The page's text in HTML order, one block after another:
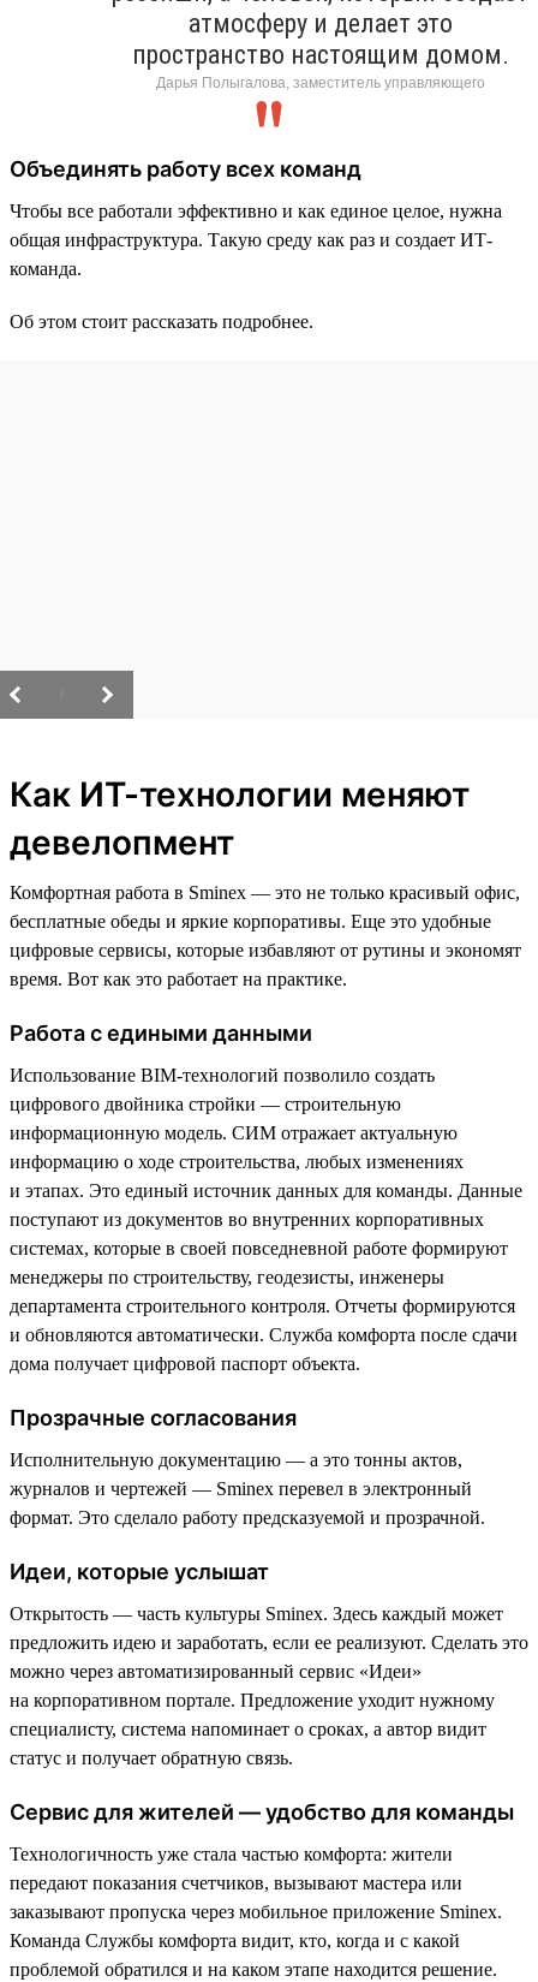
атмосферу и делает это
пространство настоящим домом.
Дарья Полыгалова, заместитель управляющего
Объединять работу всех команд
Чтобы все работали эффективно и как единое целое, нужна
общая инфраструктура. Такую среду как раз и создает ИТ-
команда.
Об этом стоит рассказать подробнее.
Как ИТ-технологии меняют
девелопмент
Комфортная работа в Sminex — это не только красивый офис,
бесплатные обеды и яркие корпоративы. Еще это удобные
цифровые сервисы, которые избавляют от рутины и экономят
время. Вот как это работает на практике.
Работа с едиными данными
Использование BIM-технологий позволило создать
цифрового двойника стройки — строительную
информационную модель. СИМ отражает актуальную
информацию о ходе строительства, любых изменениях
и этапах. Это единый источник данных для команды. Данные
поступают из документов во внутренних корпоративных
системах, которые в своей повседневной работе формируют
менеджеры по строительству, геодезисты, инженеры
департамента строительного контроля. Отчеты формируются
и обновляются автоматически. Служба комфорта после сдачи
дома получает цифровой паспорт объекта.
Прозрачные согласования
Исполнительную документацию — а это тонны актов,
журналов и чертежей — Sminex перевел в электронный
формат. Это сделало работу предсказуемой и прозрачной.
Идеи, которые услышат
Открытость — часть культуры Sminex. Здесь каждый может
предложить идею и заработать, если ее реализуют. Сделать это
можно через автоматизированный сервис «Идеи»
на корпоративном портале. Предложение уходит нужному
специалисту, система напоминает о сроках, а автор видит
статус и получает обратную связь.
Сервис для жителей — удобство для команды
Технологичность уже стала частью комфорта: жители
передают показания счетчиков, вызывают мастера или
заказывают пропуска через мобильное приложение Sminex.
Команда Службы комфорта видит, кто, когда и с какой
проблемой обратился и на каком этапе находится решение.